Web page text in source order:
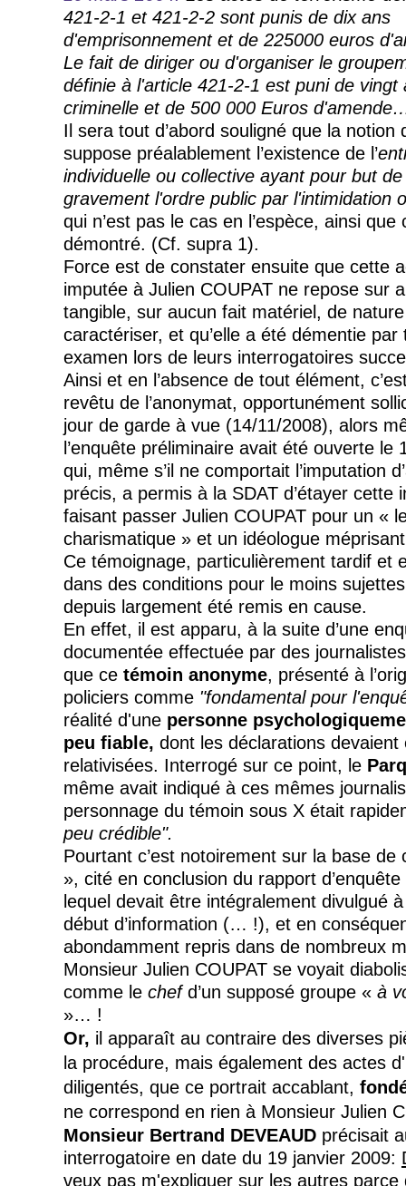
421-2-1 et 421-2-2 sont punis de dix ans
d'emprisonnement et de 225000 euros
Le fait de diriger ou d'organiser le
définie à l'article 421-2-1 est puni de vingt
criminelle et de 500 000 Euros
Il sera tout d’abord souligné que la notion
suppose préalablement l’existence de l’
individuelle ou collective ayant pour but
gravement l'ordre public par l'intimidation
qui n’est pas le cas en l’espèce, ainsi que
démontré. (Cf. supra 1).
Force est de constater ensuite que cette
imputée à Julien COUPAT ne repose sur
tangible, sur aucun fait matériel, de
caractériser, et qu’elle a été démentie
examen lors de leurs interrogatoires
Ainsi et en l’absence de tout élément,
revêtu de l’anonymat, opportunément
jour de garde à vue (14/11/2008), alors
l’enquête préliminaire avait été ouverte le
qui, même s’il ne comportait l’imputation
précis, a permis à la SDAT d’étayer cette
faisant passer Julien COUPAT pour un «
charismatique » et un idéologue
Ce témoignage, particulièrement tardif et
dans des conditions pour le moins
depuis largement été remis en cause.
En effet, il est apparu, à la suite d’une
documentée effectuée par des
que ce témoin anonyme, présenté à
policiers comme "fondamental pour
réalité d'une personne
peu fiable, dont les déclarations devaient
relativisées. Interrogé sur ce point, le
même avait indiqué à ces mêmes
personnage du témoin sous X était
peu crédible".
Pourtant c’est notoirement sur la base de
», cité en conclusion du rapport d’enquête
lequel devait être intégralement divulgué
début d’information (… !), et en
abondamment repris dans de nombreux
Monsieur Julien COUPAT se voyait
comme le chefd’un supposé groupe « à
»… !
Or, il apparaît au contraire des diverses
la procédure, mais également des actes
diligentés, que ce portrait accablant,
ne correspond en rien à Monsieur Julien
Monsieur Bertrand DEVEAUD précisait
interrogatoire en date du 19 janvier 2009:
veux pas m'expliquer sur les autres parce